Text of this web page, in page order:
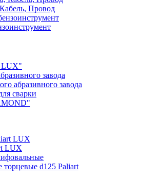
Провод
LUX"
завода
абразивного завода
сварки
LUX